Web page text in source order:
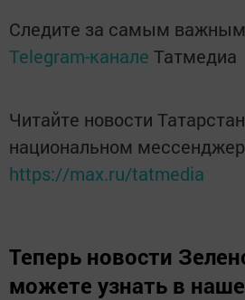
Следите за самым
Telegram-канале Татмедиа
Читайте новости
национальном
https://max.ru/tatmedia
Теперь новости
можете узнать в